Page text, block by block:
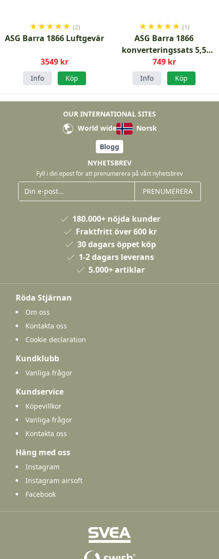
★★★★★ (2)
ASG Barra 1866 Luftgevär
3549 kr
Info Köp
★★★★★ (1)
ASG Barra 1866
konverteringssats 5,5
mm
749 kr
Info Köp
OUR INTERNATIONAL SITES
World wide
Norsk
Blogg
NYHETSBREV
Fyll i din epost för att prenumerera på vårt nyhetsbrev
PRENUMERERA
180.000+ nöjda kunder
Fraktfritt över 600 kr
30 dagars öppet köp
1-2 dagars leverans
5.000+ artiklar
Röda Stjärnan
Om oss
Kontakta oss
Cookie declaration
Kundklubb
Vanliga frågor
Kundservice
Köpevillkor
Vanliga frågor
Kontakta oss
Häng med oss
Instagram
Instagram airsoft
Facebook